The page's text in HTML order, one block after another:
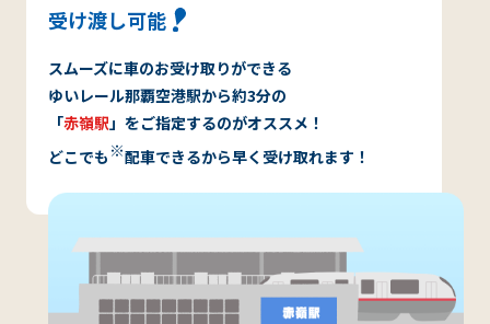
受け渡し可能
スムーズに車のお受け取りができる
ゆいレール那覇空港駅から約3分の
「赤嶺駅」をご指定するのがオススメ！
どこでも ※配車できるから早く受け取れます！